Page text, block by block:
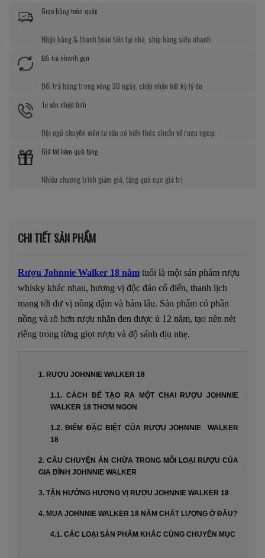
Giao hàng toàn quốc
Nhận hàng & thanh toán tiền tại nhà, ship hàng siêu nhanh
Đổi trả nhanh gọn
Đổi trả hàng trong vòng 30 ngày, chấp nhận bất kỳ lý do
Tư vấn nhiệt tình
Đội ngũ chuyên viên tư vấn có kiến thức chuẩn về rượu ngoại
Giá tốt kèm quà tặng
Nhiều chương trình giảm giá, tặng quà cực giá trị
CHI TIẾT SẢN PHẨM
Rượu Johnnie Walker 18 năm tuổi là một sản phẩm rượu
whisky khác nhau, hương vị độc đáo cổ điển, thanh lịch
mang tới dư vị nồng đậm và bám lâu. Sản phẩm có phần
nồng và rõ hơn rượu nhãn đen được ủ 12 năm, tạo nên nét
riêng trong từng giọt rượu và độ sánh dịu nhẹ.
1. RƯỢU JOHNNIE WALKER 18
1.1. CÁCH ĐỂ TẠO RA MỘT CHAI RƯỢU JOHNNIE
WALKER 18 THƠM NGON
1.2. ĐIỂM ĐẶC BIỆT CỦA RƯỢU JOHNNIE WALKER
18
2. CÂU CHUYỆN ẨN CHỨA TRONG MỖI LOẠI RƯỢU CỦA
GIA ĐÌNH JOHNNIE WALKER
3. TẬN HƯỞNG HƯƠNG VỊ RƯỢU JOHNNIE WALKER 18
4. MUA JOHNNIE WALKER 18 NĂM CHẤT LƯỢNG Ở ĐÂU?
4.1. CÁC LOẠI SẢN PHẨM KHÁC CÙNG CHUYÊN MỤC